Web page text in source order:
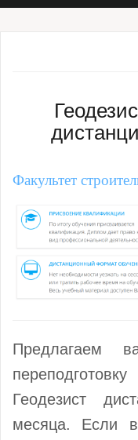
Факультет
Предлагаем
Геодезист
месяца. Если